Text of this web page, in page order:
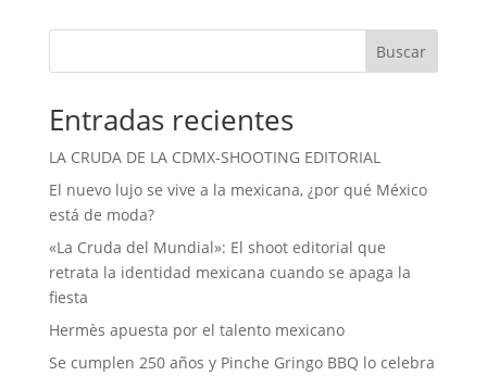
Buscar
Entradas recientes
LA CRUDA DE LA CDMX-SHOOTING EDITORIAL
El nuevo lujo se vive a la mexicana, ¿por qué México
está de moda?
«La Cruda del Mundial»: El shoot editorial que
retrata la identidad mexicana cuando se apaga la
fiesta
Hermès apuesta por el talento mexicano
Se cumplen 250 años y Pinche Gringo BBQ lo celebra